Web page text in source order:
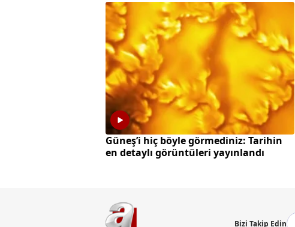
Güneş’i hiç böyle görmediniz: Tarihin
en detaylı görüntüleri yayınlandı
Bizi Takip Edin